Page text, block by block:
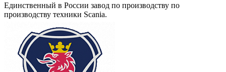
Единственный в России завод по производству по
производству техники Scania.